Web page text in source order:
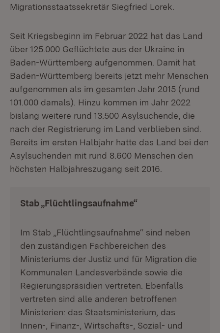
Migrationsstaatssekretär Siegfried Lorek.
Seit Kriegsbeginn im Februar 2022 hat das Land
über 125.000 Geflüchtete aus der Ukraine in
Baden-Württemberg aufgenommen. Damit hat
Baden-Württemberg bereits jetzt mehr Menschen
aufgenommen als im gesamten Jahr 2015 (rund
101.000 damals). Hinzu kommen im Jahr 2022
bislang weitere rund 13.500 Asylsuchende, die
nach der Registrierung im Land verblieben sind.
Bereits im ersten Halbjahr hatte das Land bei den
Asylsuchenden mit rund 8.600 Menschen den
höchsten Halbjahreszugang seit 2016.
Stab „Flüchtlingsaufnahme“
Im Stab „Flüchtlingsaufnahme“ sind neben
den zuständigen Fachbereichen des
Ministeriums der Justiz und für Migration die
Kommunalen Landesverbände sowie die
Regierungspräsidien vertreten. Ebenfalls
vertreten sind alle anderen betroffenen
Ministerien: das Staatsministerium, das
Innen-, Finanz-, Wirtschafts-, Sozial- und